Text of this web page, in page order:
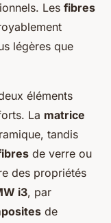
Les fibres
légères que
éléments
La matrice
tandis
de verre ou
des propriétés
i3, par
de